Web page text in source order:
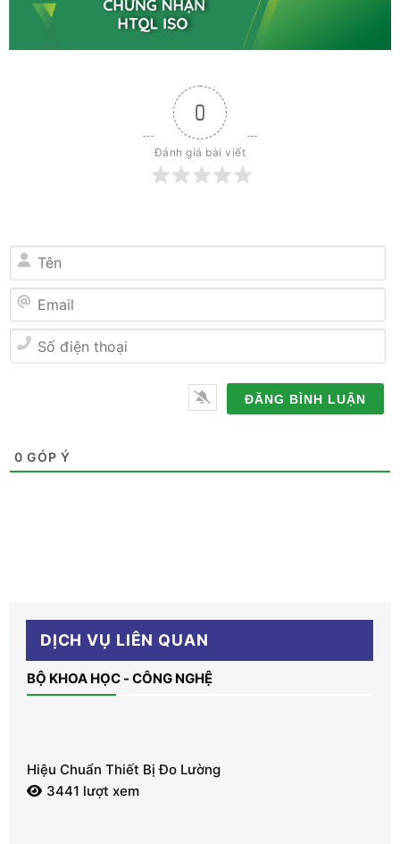
0
Đánh giá bài viết
Tên
Email
0 GÓP Ý
DỊCH VỤ LIÊN QUAN
BỘ KHOA HỌC - CÔNG NGHỆ
Hiệu Chuẩn Thiết Bị Đo Lường
3441 lượt xem